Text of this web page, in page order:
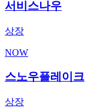
서비스나우
상장
NOW
스노우플레이크
상장